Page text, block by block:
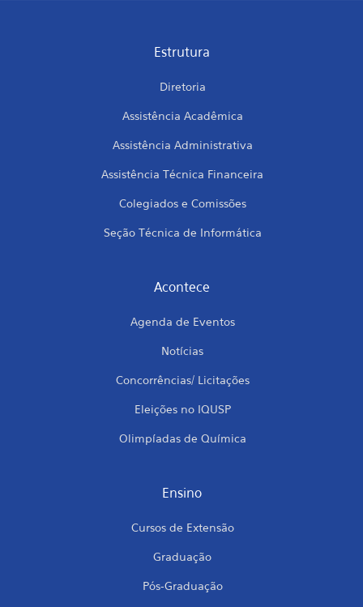
Estrutura
Diretoria
Assistência Acadêmica
Assistência Administrativa
Assistência Técnica Financeira
Colegiados e Comissões
Seção Técnica de Informática
Acontece
Agenda de Eventos
Notícias
Concorrências/ Licitações
Eleições no IQUSP
Olimpíadas de Química
Ensino
Cursos de Extensão
Graduação
Pós-Graduação